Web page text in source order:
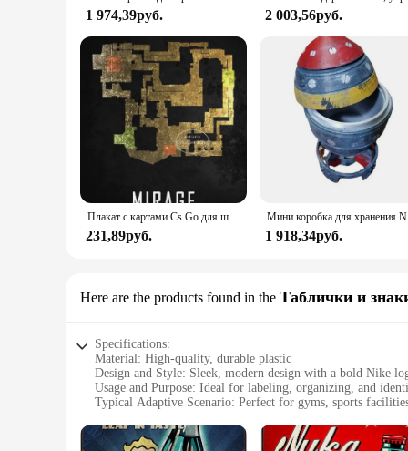
1 974,39руб. 2 003,56руб.
Плакат с картами Cs Go для шутера от первого лица, игра пыль 2, карта Nuke, черная Печать на холсте, картины на стену для игровой комнаты, Настенный декор
231,89руб. 1 918,34руб.
Here are the products found in the Таблички и
Specifications:
Material: High-quality, durable plastic
Design and Style: Sleek, modern design with a bold Nike
Usage and Purpose: Ideal for labeling, organizing, and
Typical Adaptive Scenario: Perfect for gyms, sports
Performance and Property: Resistant to wear and tear, easy